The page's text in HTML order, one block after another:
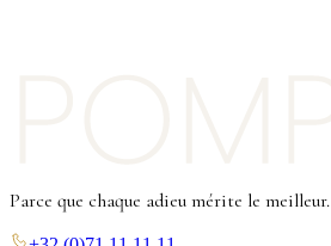
Parce que chaque adieu mérite le meilleur.